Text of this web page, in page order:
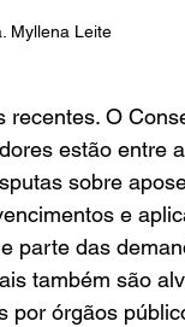
Myllena Leite
O
estão entre
sobre
e
parte das
também são
por órgãos